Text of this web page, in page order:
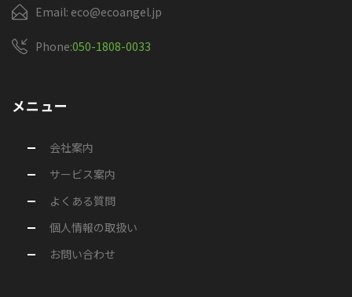
Email: eco@ecoangel.jp
Phone:050-1808-0033
メニュー
会社案内
サービス案内
よくある質問
個人情報の取扱い
お問い合わせ